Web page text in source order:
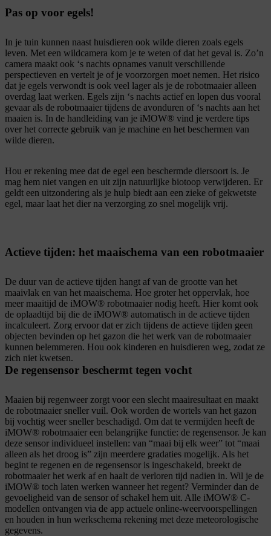
Pas op voor egels!
In je tuin kunnen naast huisdieren ook wilde dieren zoals egels
leven. Met een wildcamera kom je te weten of dat het geval is. Zo’n
camera maakt ook ‘s nachts opnames vanuit verschillende
perspectieven en vertelt je of je voorzorgen moet nemen. Het risico
dat je egels verwondt is ook veel lager als je de robotmaaier alleen
overdag laat werken. Egels zijn ‘s nachts actief en lopen dus vooral
gevaar als de robotmaaier tijdens de avonduren of ‘s nachts aan het
maaien is. In de handleiding van je iMOW® vind je verdere tips
over het correcte gebruik van je machine en het beschermen van
wilde dieren.
Hou er rekening mee dat de egel een beschermde diersoort is. Je
mag hem niet vangen en uit zijn natuurlijke biotoop verwijderen. Er
geldt een uitzondering als je hulp biedt aan een zieke of gekwetste
egel, maar laat het dier na verzorging zo snel mogelijk vrij.
Actieve tijden: het maaischema van een robotmaaier
De duur van de actieve tijden hangt af van de grootte van het
maaivlak en van het maaischema. Hoe groter het oppervlak, hoe
meer maaitijd de iMOW® robotmaaier nodig heeft. Hier komt ook
de oplaadtijd bij die de iMOW® automatisch in de actieve tijden
incalculeert. Zorg ervoor dat er zich tijdens de actieve tijden geen
objecten bevinden op het gazon die het werk van de robotmaaier
kunnen belemmeren. Hou ook kinderen en huisdieren weg, zodat ze
zich niet kwetsen.
De regensensor beschermt tegen vocht
Maaien bij regenweer zorgt voor een slecht maairesultaat en maakt
de robotmaaier sneller vuil. Ook worden de wortels van het gazon
bij vochtig weer sneller beschadigd. Om dat te vermijden heeft de
iMOW® robotmaaier een belangrijke functie: de regensensor. Je kan
deze sensor individueel instellen: van “maai bij elk weer” tot “maai
alleen als het droog is” zijn meerdere gradaties mogelijk. Als het
begint te regenen en de regensensor is ingeschakeld, breekt de
robotmaaier het werk af en haalt de verloren tijd nadien in. Wil je de
iMOW® toch laten werken wanneer het regent? Verminder dan de
gevoeligheid van de sensor of schakel hem uit. Alle iMOW® C-
modellen ontvangen via de app actuele online-weervoorspellingen
en houden in hun werkschema rekening met deze meteorologische
gegevens.